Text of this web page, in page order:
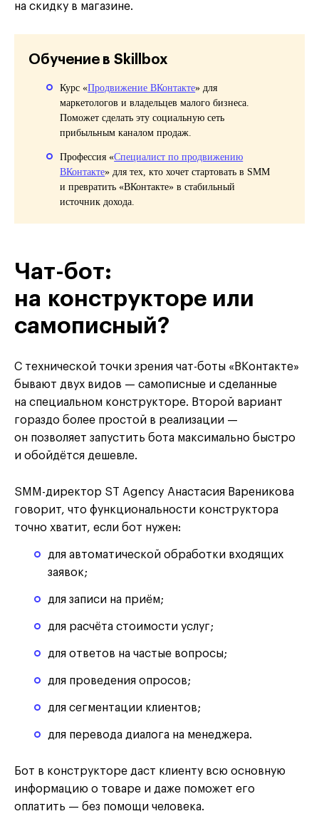
на скидку в магазине.
Обучение в Skillbox
Курс «Продвижение ВКонтакте» для
маркетологов и владельцев малого бизнеса.
Поможет сделать эту социальную сеть
прибыльным каналом продаж.
Профессия «Специалист по продвижению
ВКонтакте» для тех, кто хочет стартовать в SMM
и превратить «ВКонтакте» в стабильный
источник дохода.
Чат-бот:
на конструкторе или
самописный?
С технической точки зрения чат-боты «ВКонтакте»
бывают двух видов — самописные и сделанные
на специальном конструкторе. Второй вариант
гораздо более простой в реализации —
он позволяет запустить бота максимально быстро
и обойдётся дешевле.
SMM-директор ST Agency Анастасия Вареникова
говорит, что функциональности конструктора
точно хватит, если бот нужен:
для автоматической обработки входящих
заявок;
для записи на приём;
для расчёта стоимости услуг;
для ответов на частые вопросы;
для проведения опросов;
для сегментации клиентов;
для перевода диалога на менеджера.
Бот в конструкторе даст клиенту всю основную
информацию о товаре и даже поможет его
оплатить — без помощи человека.